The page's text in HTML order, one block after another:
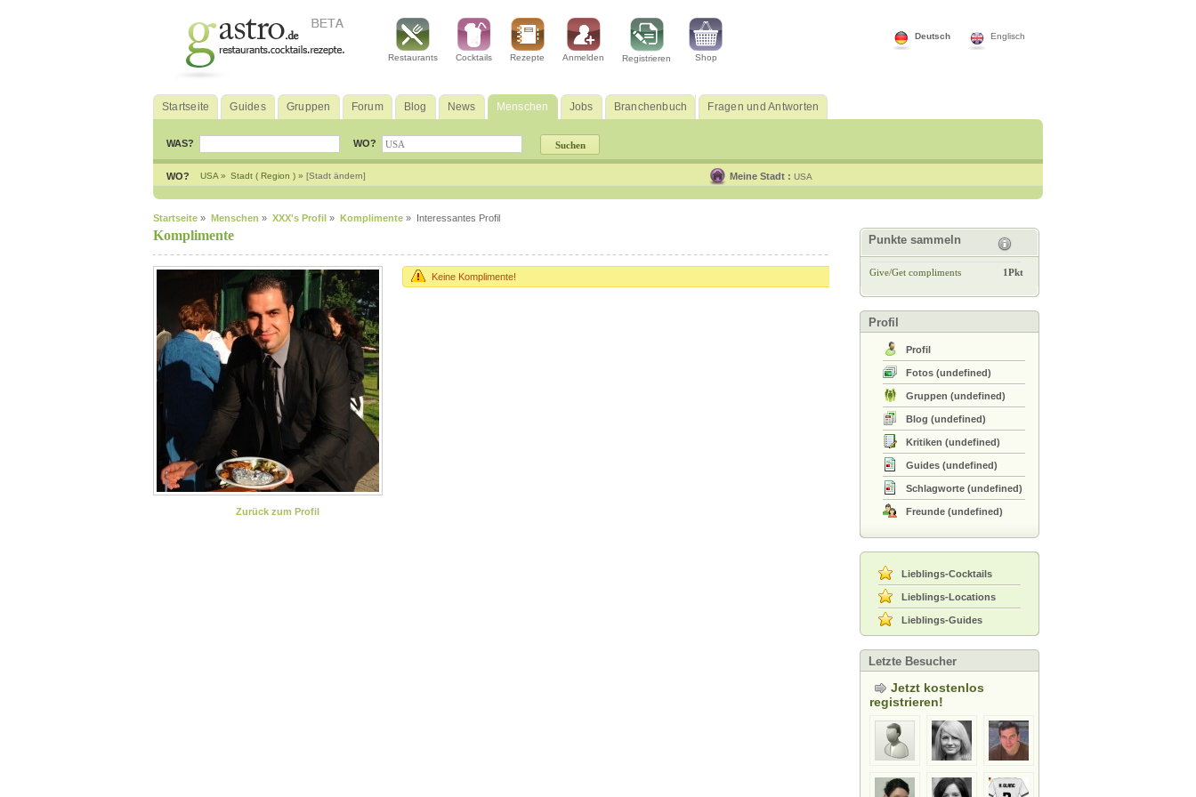
Englisch
Deutsch
Restaurants Cocktails Rezepte Anmelden Registrieren Shop
Startseite Guides Gruppen Forum Blog News Menschen Jobs Branchenbuch Fragen und Antworten
WAS? WO?
WO? USA » Stadt ( Region ) » [Stadt ändern] Meine Stadt : USA
Startseite » Menschen » XXX's Profil » Komplimente » Interessantes Profil
Komplimente
Zurück zum Profil
Keine Komplimente!
Punkte sammeln
Give/Get compliments 1Pkt
Profil
Profil
Fotos (undefined)
Gruppen (undefined)
Blog (undefined)
Kritiken (undefined)
Guides (undefined)
Schlagworte (undefined)
Freunde (undefined)
Lieblings-Cocktails
Lieblings-Locations
Lieblings-Guides
Letzte Besucher
Jetzt kostenlos
registrieren!